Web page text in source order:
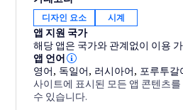
디자인 요소 시계
앱 지원 국가
해당 앱은 국가와 관계없이 이용
앱 언어
영어, 독일어, 러시아어, 포루투갈
사이트에 표시된 모든 앱 콘텐츠
수 있습니다.